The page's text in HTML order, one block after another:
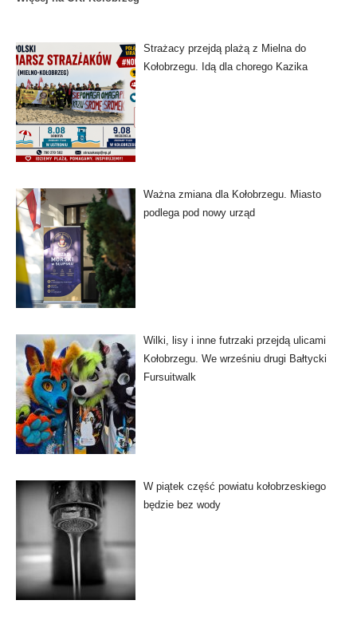
Strażacy przejdą plażą z Mielna do
Kołobrzegu. Idą dla chorego Kazika
Ważna zmiana dla Kołobrzegu. Miasto
podlega pod nowy urząd
Wilki, lisy i inne futrzaki przejdą ulicami
Kołobrzegu. We wrześniu drugi Bałtycki
Fursuitwalk
W piątek część powiatu kołobrzeskiego
będzie bez wody